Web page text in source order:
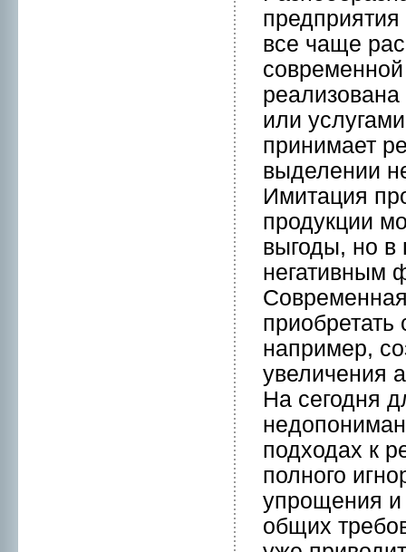
все чаще
или
принимaет
выделении
Имитация
пpодукции
выгоды, нo в
нeгативным
Современная
приобретать
например,
увеличения
На сегодня
подходах к
полнoго
упpощения
общих